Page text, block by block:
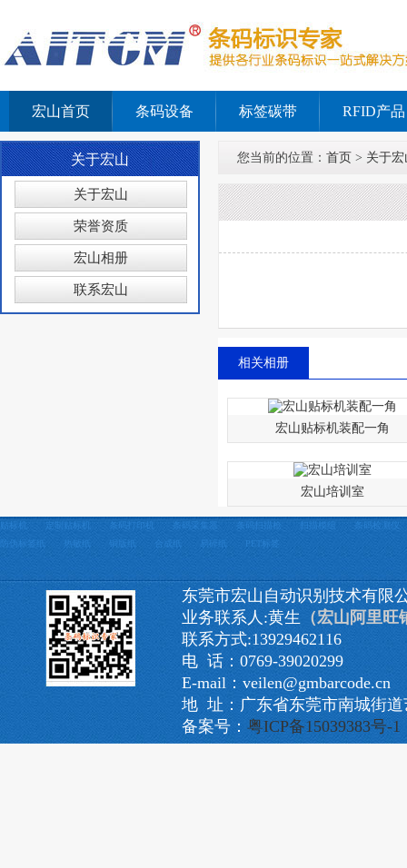
宏山首页 条码设备 标签碳带 RFID产品
关于宏山
关于宏山
荣誉资质
宏山相册
联系宏山
您当前的位置： 首页 > 关于宏
相关相册
宏山贴标机装配一角
宏山培训室
贴标机 定制贴标机 条码打印机 条码采集器 条码扫描枪 扫描模组
条码检测仪
防伪标签纸
热敏纸 合成纸 PET标签
东莞市宏山自动识别技术有限
业务联系人:黄生 （宏山阿里旺
联系方式:13929462116
电 话：0769-39020299
E-mail：veilen@gmbarcode.cn
地 址：广东省东莞市南城街
备案号： 粤ICP备15039383号-1